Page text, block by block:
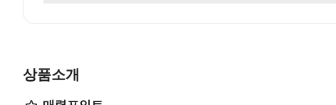
상품소개